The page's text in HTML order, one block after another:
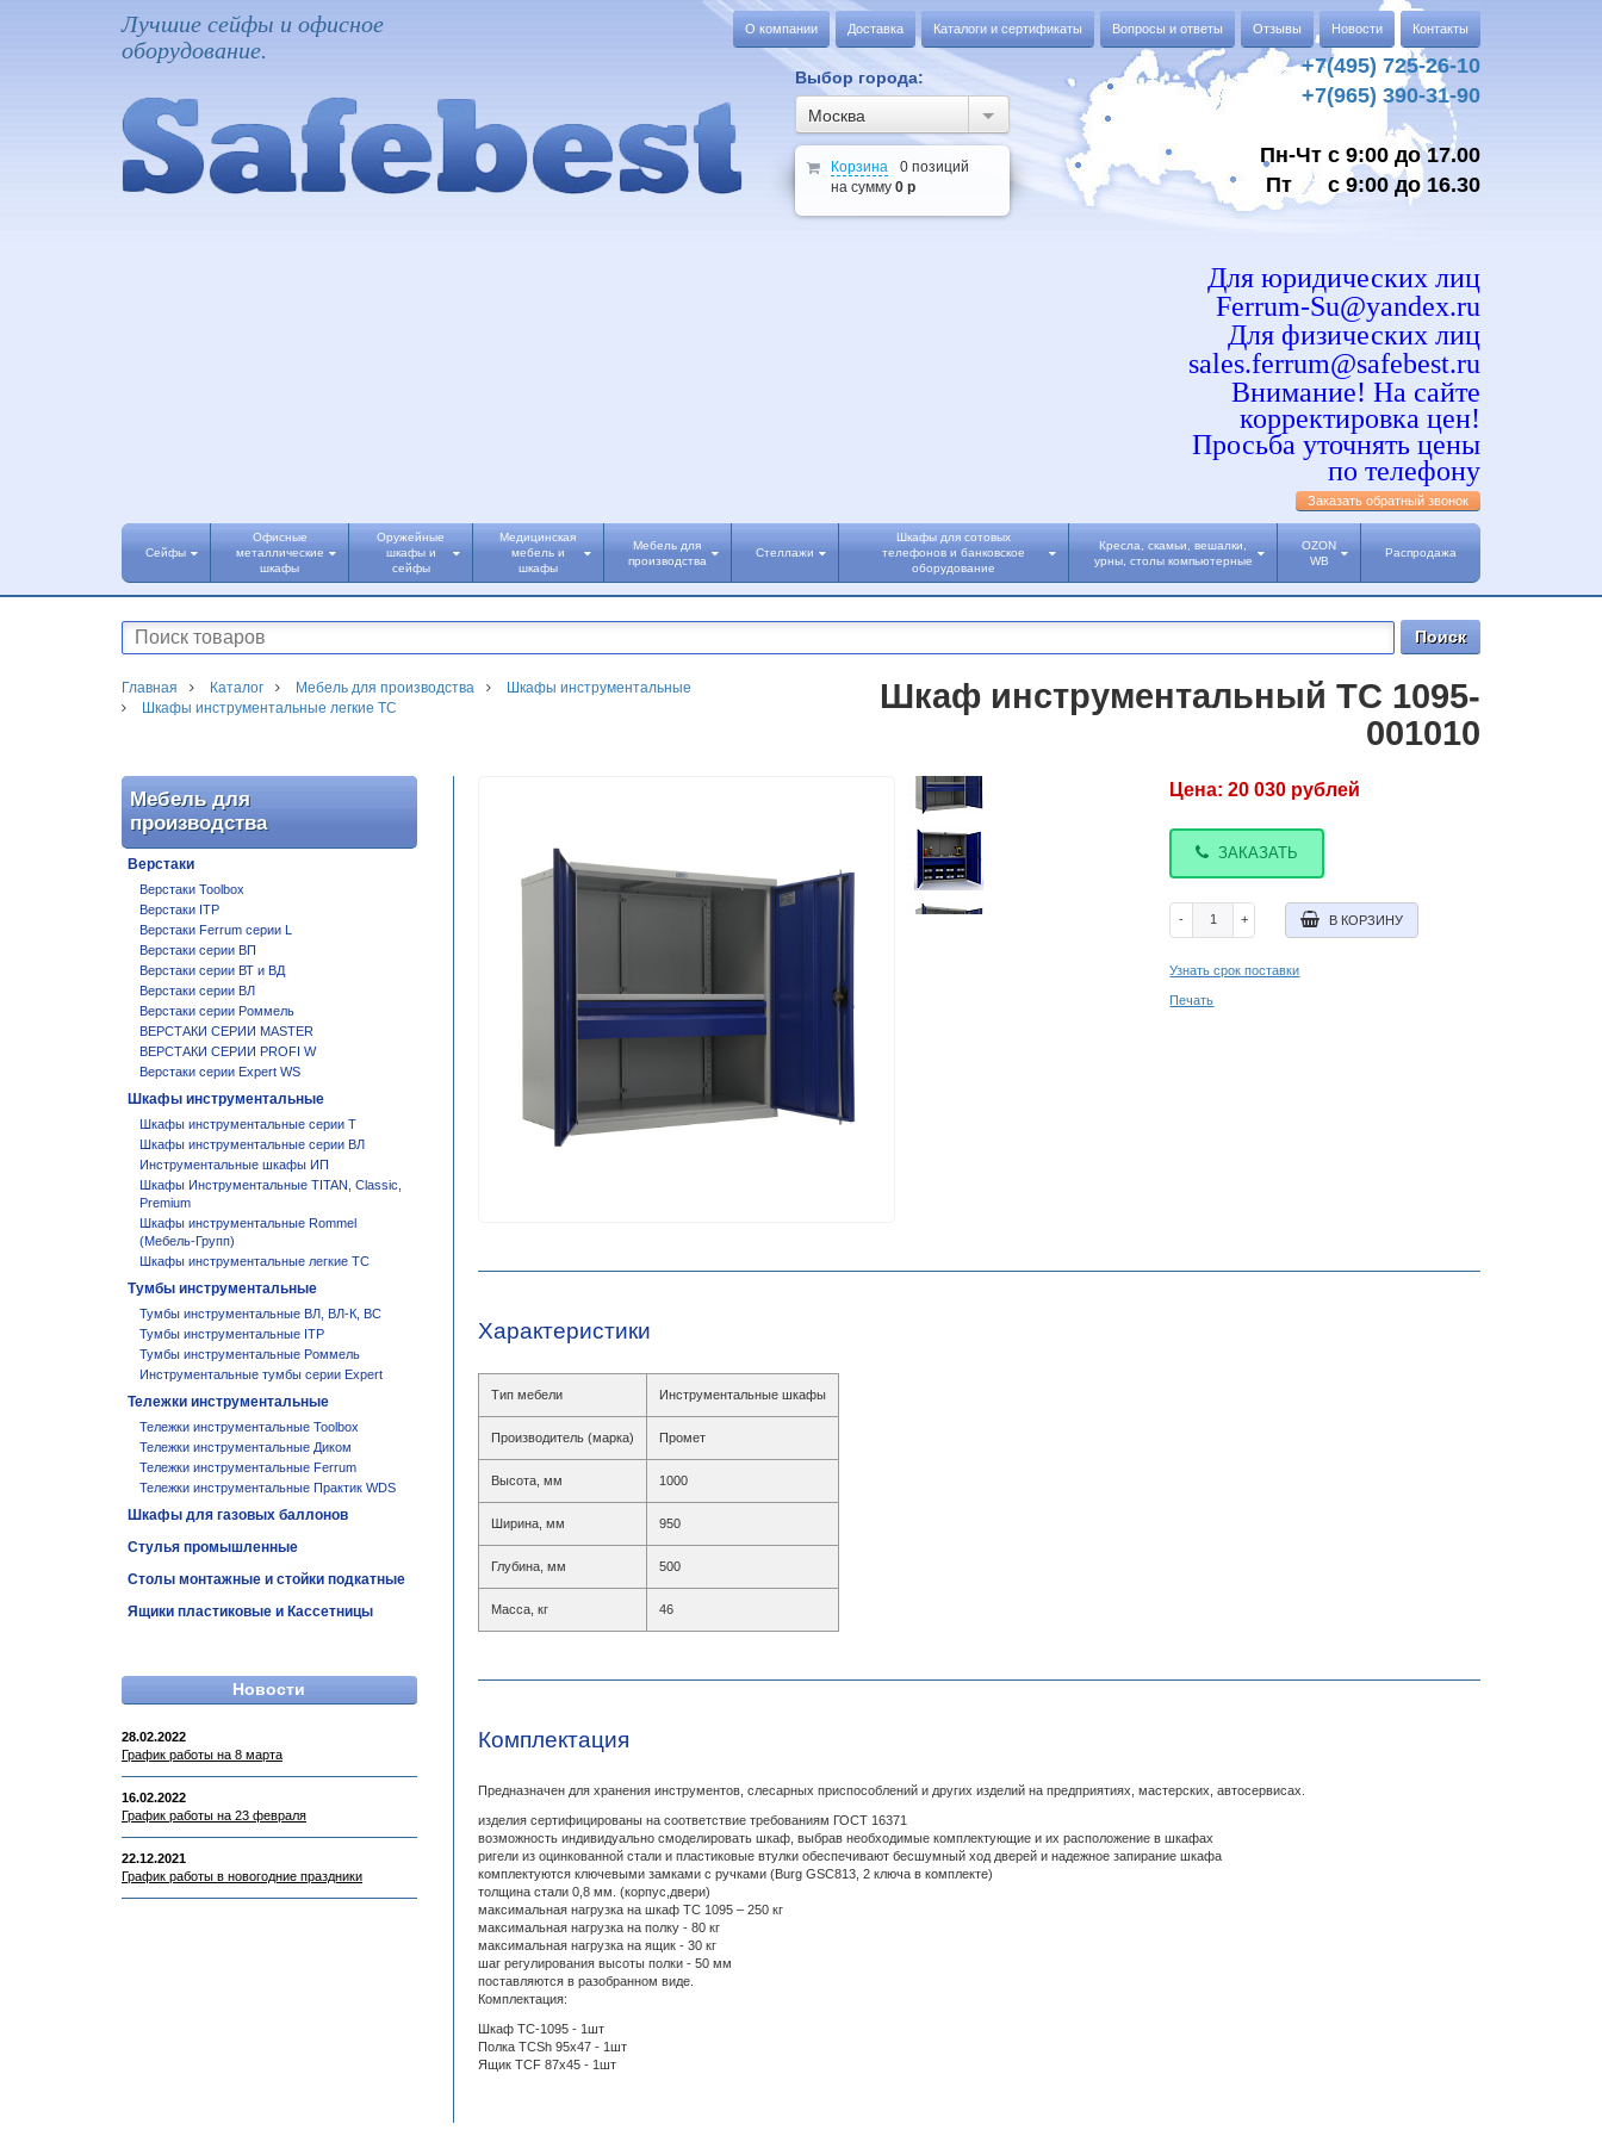
Лучшие сейфы и офисное
оборудование.
О компании Доставка Каталоги и сертификаты Вопросы и ответы Отзывы Новости Контакты
Выбор города:
Москва
Корзина
0 позиций
на сумму 0 р
+7(495) 725-26-10
+7(965) 390-31-90
Пн-Чт с 9:00 до 17.00
Пт с 9:00 до 16.30
Для юридических лиц
Ferrum-Su@yandex.ru
Для физических лиц
sales.ferrum@safebest.ru
Внимание! На сайте
корректировка цен!
Просьба уточнять цены
по телефону
Заказать обратный звонок
Сейфы
Офисные
металлические
шкафы
Оружейные
шкафы и
сейфы
Медицинская
мебель и
шкафы
Мебель для
производства
Стеллажи
Шкафы для сотовых
телефонов и банковское
оборудование
Кресла, скамьи, вешалки,
урны, столы компьютерные
OZON
WB
Распродажа
Главная Каталог Мебель для производства
Шкафы инструментальные
Шкафы инструментальные легкие ТС
Шкаф инструментальный TC 1095-
001010
Мебель для
производства
Верстаки
Верстаки Toolbox
Верстаки ITP
Верстаки Ferrum серии L
Верстаки серии ВП
Верстаки серии ВТ и ВД
Верстаки серии ВЛ
Верстаки серии Роммель
ВЕРСТАКИ СЕРИИ MASTER
ВЕРСТАКИ СЕРИИ PROFI W
Верстаки серии Expert WS
Шкафы инструментальные
Шкафы инструментальные серии T
Шкафы инструментальные серии ВЛ
Инструментальные шкафы ИП
Шкафы Инструментальные TITAN, Classic,
Premium
Шкафы инструментальные Rommel
(Мебель-Групп)
Шкафы инструментальные легкие ТС
Тумбы инструментальные
Тумбы инструментальные ВЛ, ВЛ-К, ВС
Тумбы инструментальные ITP
Тумбы инструментальные Роммель
Инструментальные тумбы серии Expert
Тележки инструментальные
Тележки инструментальные Toolbox
Тележки инструментальные Диком
Тележки инструментальные Ferrum
Тележки инструментальные Практик WDS
Шкафы для газовых баллонов
Стулья промышленные
Столы монтажные и стойки подкатные
Ящики пластиковые и Кассетницы
Новости
28.02.2022
График работы на 8 марта
16.02.2022
График работы на 23 февраля
22.12.2021
График работы в новогодние праздники
Цена:20 030 рублей
ЗАКАЗАТЬ
- + В КОРЗИНУ
Узнать срок поставки
Печать
Характеристики
Тип мебели Инструментальные шкафы
Производитель (марка) Промет
Высота, мм 1000
Ширина, мм 950
Глубина, мм 500
Масса, кг 46
Комплектация
Предназначен для хранения инструментов, слесарных приспособлений и других изделий на предприятиях, мастерских, автосервисах.
изделия сертифицированы на соответствие требованиям ГОСТ 16371
возможность индивидуально смоделировать шкаф, выбрав необходимые комплектующие и их расположение в шкафах
ригели из оцинкованной стали и пластиковые втулки обеспечивают бесшумный ход дверей и надежное запирание шкафа
комплектуются ключевыми замками с ручками (Burg GSC813, 2 ключа в комплекте)
толщина стали 0,8 мм. (корпус,двери)
максимальная нагрузка на шкаф ТС 1095 – 250 кг
максимальная нагрузка на полку - 80 кг
максимальная нагрузка на ящик - 30 кг
шаг регулирования высоты полки - 50 мм
поставляются в разобранном виде.
Комплектация:
Шкаф TC-1095 - 1шт
Полка TCSh 95х47 - 1шт
Ящик TCF 87x45 - 1шт